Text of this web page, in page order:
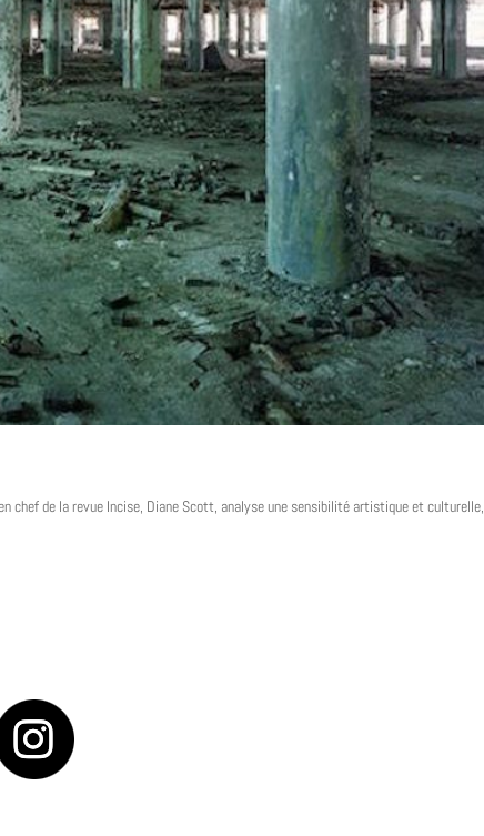
chef de la revue Incise, Diane Scott, analyse une sensibilité artistique et culturelle,